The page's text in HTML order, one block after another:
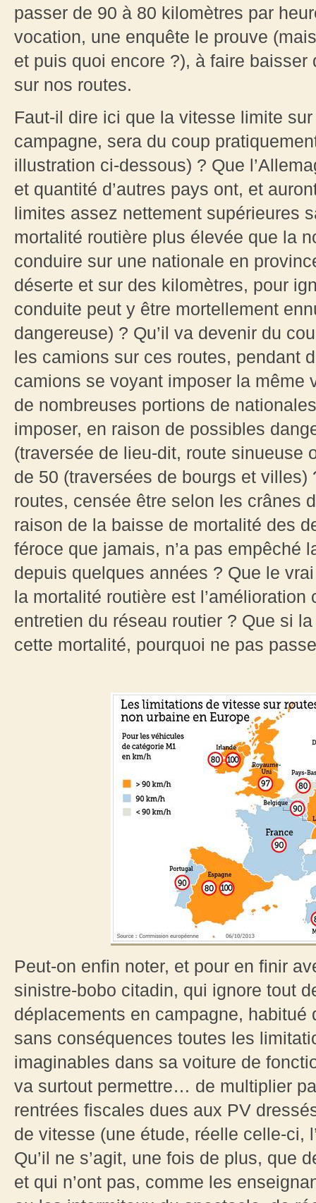
passer de 90 à 80 kilomètres par
vocation, une enquête le prouve
et puis quoi encore ?), à faire
sur nos routes.
Faut-il dire ici que la vitesse limite
campagne, sera du coup
illustration ci-dessous) ? Que
et quantité d’autres pays ont, et
limites assez nettement supérieures
mortalité routière plus élevée que la
conduire sur une nationale en
déserte et sur des kilomètres, pour
conduite peut y être mortellement
dangereuse) ? Qu’il va devenir du
les camions sur ces routes, pendant
camions se voyant imposer la même
de nombreuses portions de
imposer, en raison de possibles
(traversée de lieu-dit, route sinueuse
de 50 (traversées de bourgs et
routes, censée être selon les crânes
raison de la baisse de mortalité des
féroce que jamais, n’a pas empêché
depuis quelques années ? Que le
la mortalité routière est
entretien du réseau routier ? Que si
cette mortalité, pourquoi ne pas
Peut-on enfin noter, et pour en finir
sinistre-bobo citadin, qui ignore tout
déplacements en campagne, habitué
sans conséquences toutes les
imaginables dans sa voiture de
va surtout permettre… de multiplier
rentrées fiscales dues aux PV
de vitesse (une étude, réelle celle-ci,
Qu’il ne s’agit, une fois de plus, que
et qui n’ont pas, comme les